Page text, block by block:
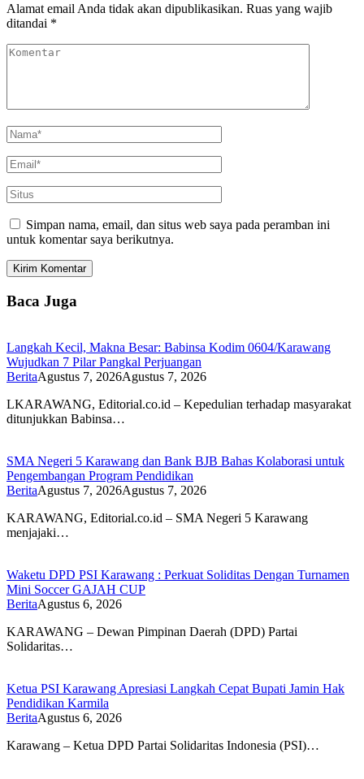
Alamat email Anda tidak akan dipublikasikan. Ruas yang wajib
ditandai *
Simpan nama, email, dan situs web saya pada peramban ini
untuk komentar saya berikutnya.
Baca Juga
Langkah Kecil, Makna Besar: Babinsa Kodim 0604/Karawang
Wujudkan 7 Pilar Pangkal Perjuangan
BeritaAgustus 7, 2026Agustus 7, 2026
LKARAWANG, Editorial.co.id – Kepedulian terhadap masyarakat
ditunjukkan Babinsa…
SMA Negeri 5 Karawang dan Bank BJB Bahas Kolaborasi untuk
Pengembangan Program Pendidikan
BeritaAgustus 7, 2026Agustus 7, 2026
KARAWANG, Editorial.co.id – SMA Negeri 5 Karawang
menjajaki…
Waketu DPD PSI Karawang : Perkuat Soliditas Dengan Turnamen
Mini Soccer GAJAH CUP
BeritaAgustus 6, 2026
KARAWANG – Dewan Pimpinan Daerah (DPD) Partai
Solidaritas…
Ketua PSI Karawang Apresiasi Langkah Cepat Bupati Jamin Hak
Pendidikan Karmila
BeritaAgustus 6, 2026
Karawang – Ketua DPD Partai Solidaritas Indonesia (PSI)…